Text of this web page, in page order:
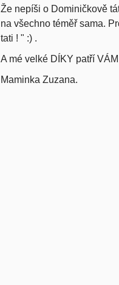
Že nepíši o Dominičkově
na všechno téměř sama.
tati ! " :) .
A mé velké DÍKY patří
Maminka Zuzana.